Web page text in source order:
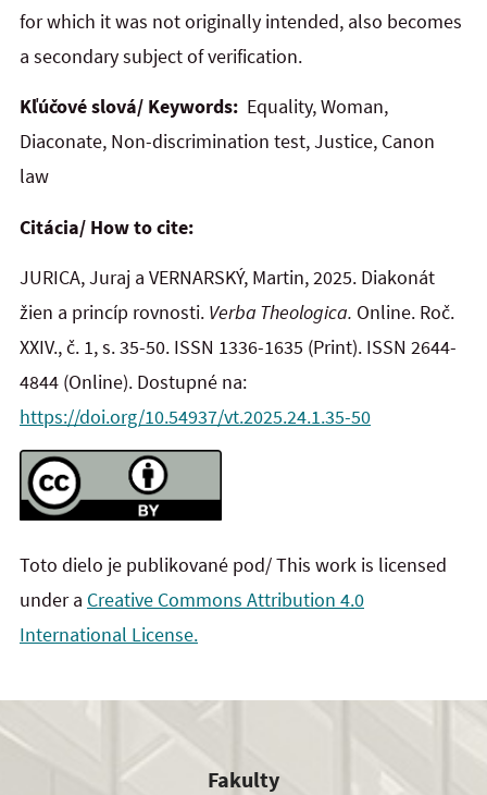
for which it was not originally intended, also becomes
a secondary subject of verification.
Kľúčové slová/ Keywords: Equality, Woman,
Diaconate, Non-discrimination test, Justice, Canon
law
Citácia/ How to cite:
JURICA, Juraj a VERNARSKÝ, Martin, 2025. Diakonát
žien a princíp rovnosti. Verba Theologica. Online. Roč.
XXIV., č. 1, s. 35-50. ISSN 1336-1635 (Print). ISSN 2644-
4844 (Online). Dostupné na:
https://doi.org/10.54937/vt.2025.24.1.35-50
Toto dielo je publikované pod/ This work is licensed
under a Creative Commons Attribution 4.0
International License.
Fakulty